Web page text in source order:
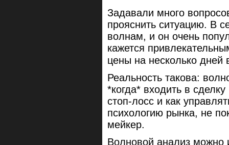
Задавали много
прояснить ситуацию. В
волнам, и он очень
кажется
цены на несколько
Реальность такова:
*когда* входить в
стоп-лосс и как
психологию рынка, не
мейкер.
Волновой анализ можно